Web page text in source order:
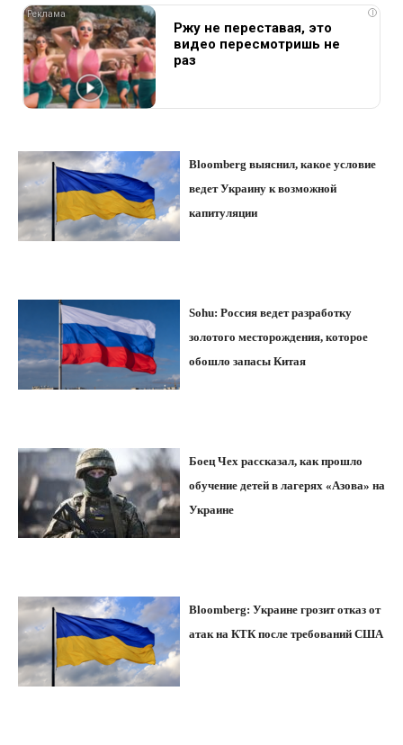
i
Ржу не переставая, это
видео пересмотришь не
раз
Bloomberg выяснил, какое условие
ведет Украину к возможной
капитуляции
Sohu: Россия ведет разработку
золотого месторождения, которое
обошло запасы Китая
Боец Чех рассказал, как прошло
обучение детей в лагерях «Азова» на
Украине
Bloomberg: Украине грозит отказ от
атак на КТК после требований США